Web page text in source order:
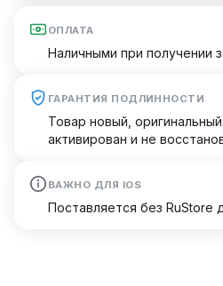
ОПЛАТА
Наличными при получении
ГАРАНТИЯ ПОДЛИННОСТИ
Товар новый,
активирован и не
ВАЖНО ДЛЯ IOS
Поставляется без RuStore